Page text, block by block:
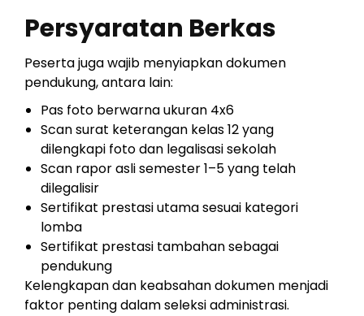
Persyaratan Berkas
Peserta juga wajib menyiapkan dokumen
pendukung, antara lain:
Pas foto berwarna ukuran 4x6
Scan surat keterangan kelas 12 yang
dilengkapi foto dan legalisasi sekolah
Scan rapor asli semester 1–5 yang telah
dilegalisir
Sertifikat prestasi utama sesuai kategori
lomba
Sertifikat prestasi tambahan sebagai
pendukung
Kelengkapan dan keabsahan dokumen menjadi
faktor penting dalam seleksi administrasi.